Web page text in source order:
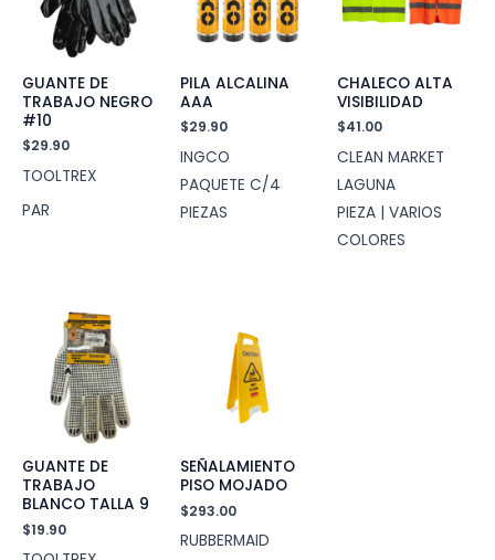
GUANTE DE
TRABAJO NEGRO
#10
$29.90
TOOLTREX
PAR
PILA ALCALINA
AAA
$29.90
INGCO
PAQUETE C/4
PIEZAS
CHALECO ALTA
VISIBILIDAD
$41.00
CLEAN MARKET
LAGUNA
PIEZA | VARIOS
COLORES
GUANTE DE
TRABAJO
BLANCO TALLA 9
$19.90
SEÑALAMIENTO
PISO MOJADO
$293.00
RUBBERMAID